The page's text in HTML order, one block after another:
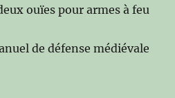
ouïes pour armes à feu
de défense médiévale